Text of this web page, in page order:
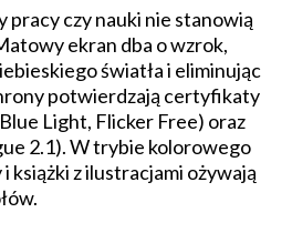
pracy czy nauki nie stanowią
ekran dba o wzrok,
światła i eliminując
potwierdzają certyfikaty
Light, Flicker Free) oraz
2.1). W trybie kolorowego
książki z ilustracjami ożywają